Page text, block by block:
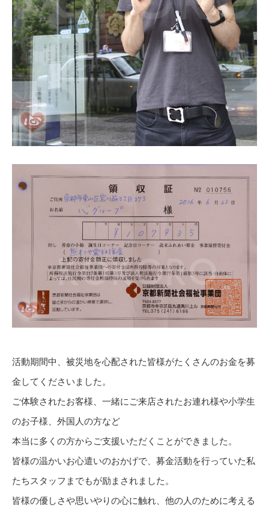
活動期間中、被災地を心配された皆様がたくさんのお金を募
金してくださいました。
ご体験されたお客様、一緒にご来店されたお連れ様や小学生
のお子様、外国人の方など
本当に多くの方からご支援いただくことができました。
皆様の温かいお心遣いのおかげで、募金活動を行っていた私
たちスタッフまでもが励まされました。
皆様の優しさや思いやりの心に触れ、他の人のために考える